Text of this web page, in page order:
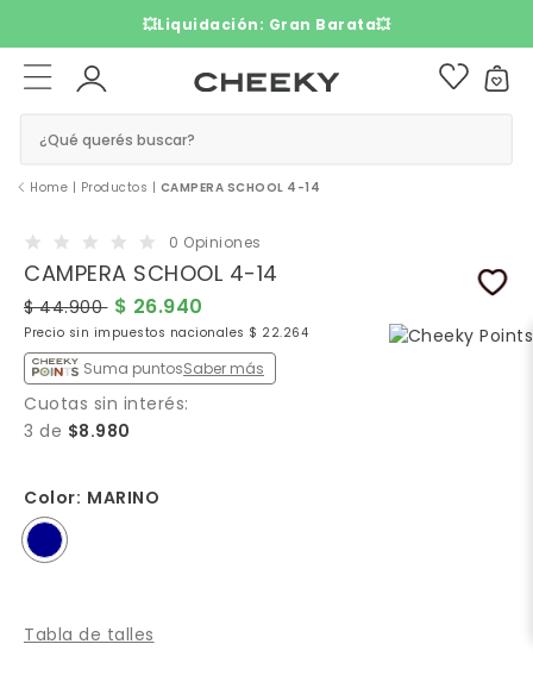
3 cuotas sin interés​ ​
¿Qué querés buscar?
Home | Productos | CAMPERA SCHOOL 4-14
OFF
0 Opiniones
CAMPERA SCHOOL 4-14
$ 44.900 $ 26.940
Precio sin impuestos nacionales $ 22.264
Suma puntosSaber más
Cuotas sin interés:
3 de $8.980
Color: MARINO
Tabla de talles